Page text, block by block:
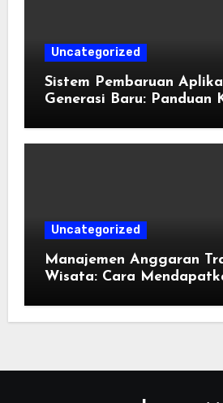
Uncategorized
Sistem Pembaruan
Generasi Baru: Panduan
Uncategorized
Manajemen Anggaran
Wisata: Cara
Membengkakkan Biaya